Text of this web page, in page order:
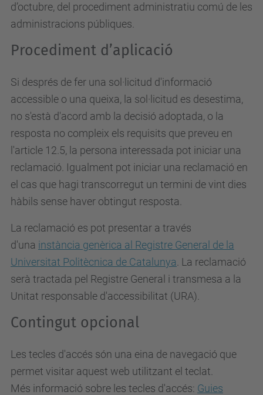
d’octubre, del procediment administratiu comú de les
administracions públiques.
Procediment d’aplicació
Si després de fer una sol·licitud d'informació
accessible o una queixa, la sol·licitud es desestima,
no s'està d'acord amb la decisió adoptada, o la
resposta no compleix els requisits que preveu en
l'article 12.5, la persona interessada pot iniciar una
reclamació. Igualment pot iniciar una reclamació en
el cas que hagi transcorregut un termini de vint dies
hàbils sense haver obtingut resposta.
La reclamació es pot presentar a través
d'una instància genèrica al Registre General de la
Universitat Politècnica de Catalunya . La reclamació
serà tractada pel Registre General i transmesa a la
Unitat responsable d'accessibilitat (URA).
Contingut opcional
Les tecles d'accés són una eina de navegació que
permet visitar aquest web utilitzant el teclat.
Més informació sobre les tecles d'accés: Guies